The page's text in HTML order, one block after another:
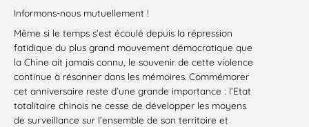
Informons-nous mutuellement !
Même si le temps s’est écoulé depuis la répression
fatidique du plus grand mouvement démocratique que
la Chine ait jamais connu, le souvenir de cette violence
continue à résonner dans les mémoires. Commémorer
cet anniversaire reste d’une grande importance : l’Etat
totalitaire chinois ne cesse de développer les moyens
de surveillance sur l’ensemble de son territoire et